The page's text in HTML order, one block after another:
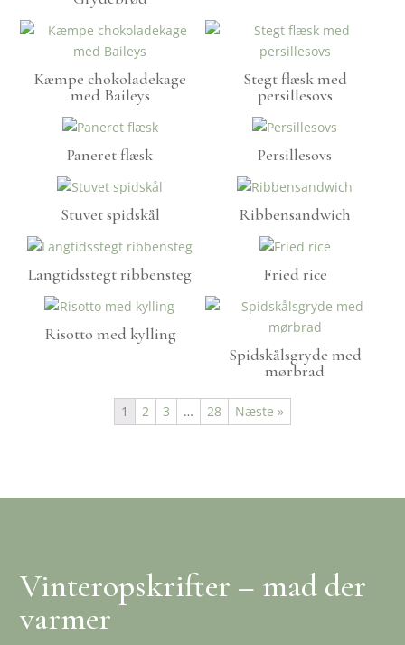
Kæmpe chokoladekage
med Baileys
Stegt flæsk med
persillesovs
Paneret flæsk Persillesovs
Stuvet spidskål Ribbensandwich
Langtidsstegt ribbensteg Fried rice
Risotto med kylling
Spidskålsgryde med
mørbrad
1 2 3 … 28 Næste »
Vinteropskrifter – mad der
varmer